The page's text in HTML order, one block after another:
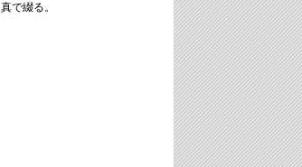
真で綴る。